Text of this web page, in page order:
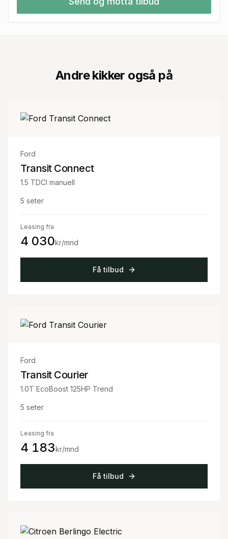
Andre kikker også på
Ford
Transit Connect
1.5 TDCI manuell
5 seter
Leasing fra
4 030kr/mnd
Få tilbud
Ford
Transit Courier
1.0T EcoBoost 125HP Trend
5 seter
Leasing fra
4 183kr/mnd
Få tilbud